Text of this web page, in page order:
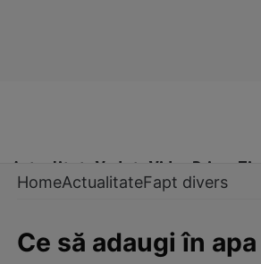
Actualitate Vedete Video Prime
HomeActualitateFapt divers
Ce să adaugi în